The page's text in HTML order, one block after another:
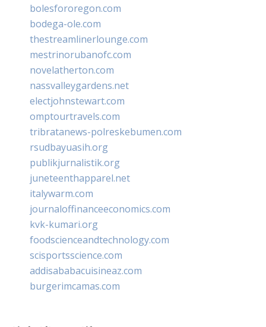
bolesfororegon.com
bodega-ole.com
thestreamlinerlounge.com
mestrinorubanofc.com
novelatherton.com
nassvalleygardens.net
electjohnstewart.com
omptourtravels.com
tribratanews-polreskebumen.com
rsudbayuasih.org
publikjurnalistik.org
juneteenthapparel.net
italywarm.com
journaloffinanceeconomics.com
kvk-kumari.org
foodscienceandtechnology.com
scisportsscience.com
addisababacuisineaz.com
burgerimcamas.com